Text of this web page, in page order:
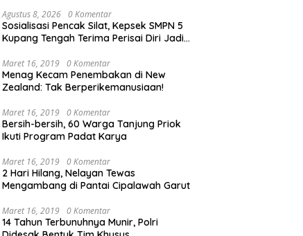
Agustus 8, 2026 0 Komentar
Sosialisasi Pencak Silat, Kepsek SMPN 5
Kupang Tengah Terima Perisai Diri Jadi
Maret 16, 2019 0 Komentar
Menag Kecam Penembakan di New
Zealand: Tak Berperikemanusiaan!
Maret 16, 2019 0 Komentar
Bersih-bersih, 60 Warga Tanjung Priok
Ikuti Program Padat Karya
Maret 16, 2019 0 Komentar
2 Hari Hilang, Nelayan Tewas
Mengambang di Pantai Cipalawah Garut
Maret 16, 2019 0 Komentar
14 Tahun Terbunuhnya Munir, Polri